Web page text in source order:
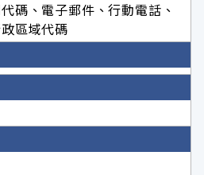
碼、電子郵件、行動電話、
區域代碼